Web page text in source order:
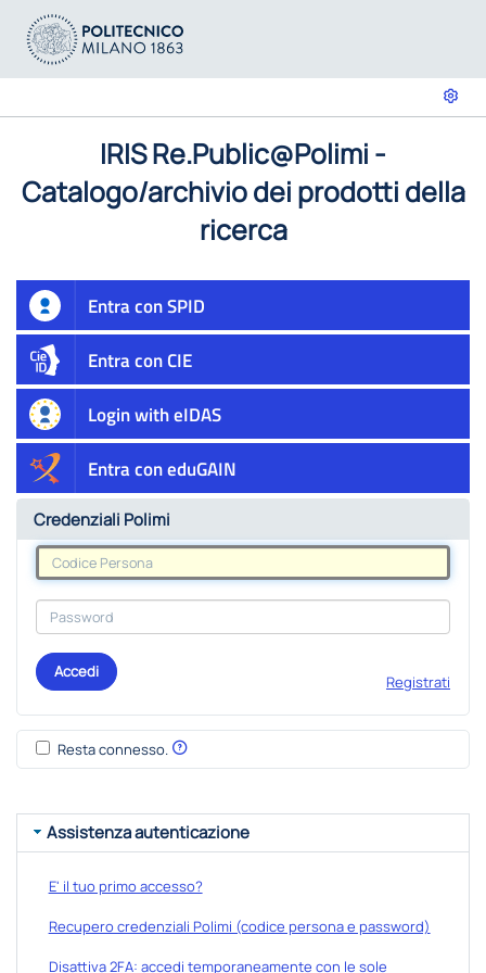
IRIS Re.Public@Polimi -
Catalogo/archivio dei prodotti della
ricerca
Entra con SPID
Entra con CIE
Login with eIDAS
Entra con eduGAIN
Credenziali Polimi
Accedi
Registrati
Resta connesso.
Assistenza autenticazione
E' il tuo primo accesso?
Recupero credenziali Polimi (codice persona e password)
Disattiva 2FA: accedi temporaneamente con le sole